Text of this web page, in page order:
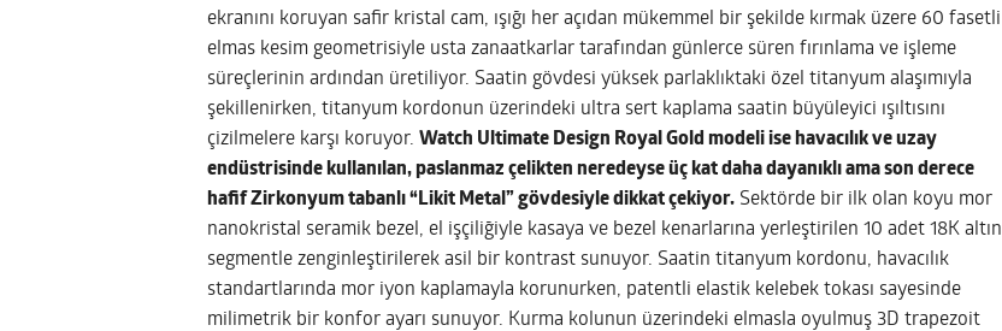
ekranını koruyan safir kristal cam, ışığı her açıdan mükemmel bir şekilde kırmak üzere 60 fasetli
elmas kesim geometrisiyle usta zanaatkarlar tarafından günlerce süren fırınlama ve işleme
süreçlerinin ardından üretiliyor. Saatin gövdesi yüksek parlaklıktaki özel titanyum alaşımıyla
şekillenirken, titanyum kordonun üzerindeki ultra sert kaplama saatin büyüleyici ışıltısını
çizilmelere karşı koruyor. Watch Ultimate Design Royal Gold modeli ise havacılık ve uzay
endüstrisinde kullanılan, paslanmaz çelikten neredeyse üç kat daha dayanıklı ama son derece
hafif Zirkonyum tabanlı “Likit Metal” gövdesiyle dikkat çekiyor. Sektörde bir ilk olan koyu mor
nanokristal seramik bezel, el işçiliğiyle kasaya ve bezel kenarlarına yerleştirilen 10 adet 18K altın
segmentle zenginleştirilerek asil bir kontrast sunuyor. Saatin titanyum kordonu, havacılık
standartlarında mor iyon kaplamayla korunurken, patentli elastik kelebek tokası sayesinde
milimetrik bir konfor ayarı sunuyor. Kurma kolunun üzerindeki elmasla oyulmuş 3D trapezoit